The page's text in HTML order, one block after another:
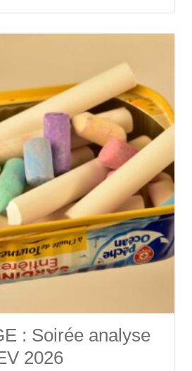
: Soirée analyse
2026